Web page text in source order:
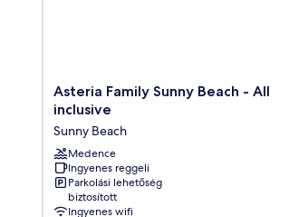
Asteria
Family
Beach
-
All
inclusive
Sunny
Asteria Family Sunny Beach - All
inclusive
Sunny Beach
Medence
Ingyenes reggeli
Parkolási lehetőség
biztosított
Ingyenes wifi